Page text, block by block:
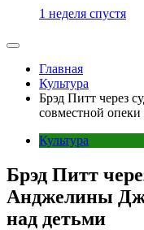
1 неделя спустя
Главная
Культура
Брэд Питт через
совместной опеки
Культура
Брэд Питт
Анджелины
над детьми